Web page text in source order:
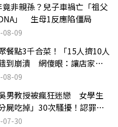
竟非親孫？兒子車禍亡「祖父
」 生母1反應陷僵局
08-09
餐點3千合菜！「15人擠10人
到崩潰 網傻眼：讓店家看
08-09
男教授被瘋狂迷戀 女學生
屍吃掉」30次騷擾！認罪免
07-30